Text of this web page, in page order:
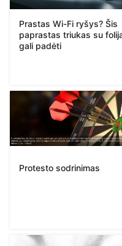
Prastas Wi-Fi ryšys? Šis
paprastas triukas su
gali padėti
Protesto sodrinimas